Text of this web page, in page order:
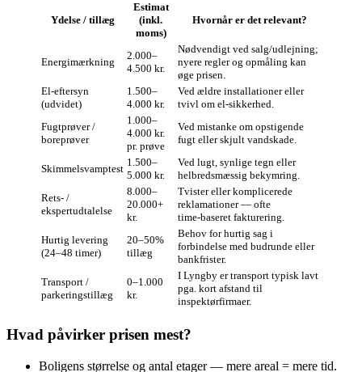
Ydelse / tillæg
Estimat
(inkl.
moms)
Hvornår er det relevant?
Energimærkning
2.000–
4.500 kr.
Nødvendigt ved salg/udlejning;
nyere regler og opmåling kan
øge prisen.
El‑eftersyn
(udvidet)
1.500–
4.000 kr.
Ved ældre installationer eller
tvivl om el‑sikkerhed.
Fugtprøver /
boreprøver
1.000–
4.000 kr.
pr. prøve
Ved mistanke om opstigende
fugt eller skjult vandskade.
Skimmelsvamptest
1.500–
5.000 kr.
Ved lugt, synlige tegn eller
helbredsmæssig bekymring.
Rets- /
ekspertudtalelse
8.000–
20.000+
kr.
Tvister eller komplicerede
reklamationer — ofte
time‑baseret fakturering.
Hurtig levering
(24–48 timer)
20–50%
tillæg
Behov for hurtig sag i
forbindelse med budrunde eller
bankfrister.
Transport /
parkeringstillæg
0–1.000
kr.
I Lyngby er transport typisk lavt
pga. kort afstand til
inspektørfirmaer.
Hvad påvirker prisen mest?
Boligens størrelse og antal etager — mere areal = mere tid.